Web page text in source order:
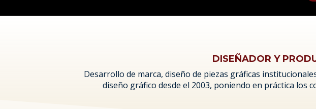
DISEÑADOR Y
Desarrollo de marca, diseño de piezas gráficas
diseño gráfico desde el 2003, poniendo en práctica los